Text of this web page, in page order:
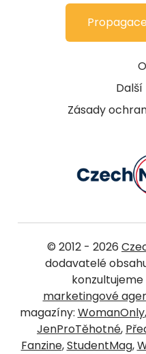
Zásady
© 2012 - 2026
dodavatelé
marketingové
magazíny: WomanOnly,
JenProTěhotné,
Fanzine,StudentMag,